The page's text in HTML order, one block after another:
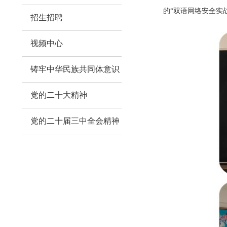
招生招聘
视频中心
铸牢中华民族共同体意识
党的二十大精神
党的二十届三中全会精神
的“双语网络安全实